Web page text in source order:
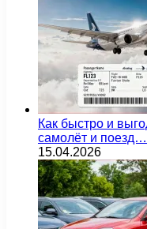
Как быстро и
самолёт и поезд…
15.04.2026